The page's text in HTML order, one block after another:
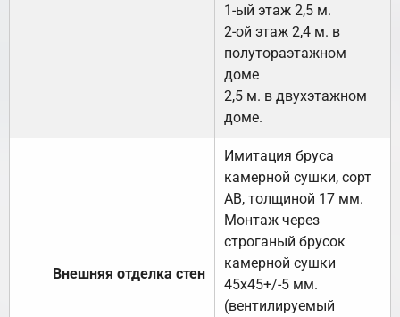
1-ый этаж 2,5 м.
2-ой этаж 2,4 м. в
полутораэтажном
доме
2,5 м. в двухэтажном
доме.
Внешняя отделка стен
Имитация бруса
камерной сушки, сорт
АВ, толщиной 17 мм.
Монтаж через
строганый брусок
камерной сушки
45х45+/-5 мм.
(вентилируемый